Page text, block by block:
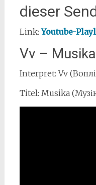
dieser
Link:Youtube-
Vv – Musika
Interpret: Vv
Titel: Musika